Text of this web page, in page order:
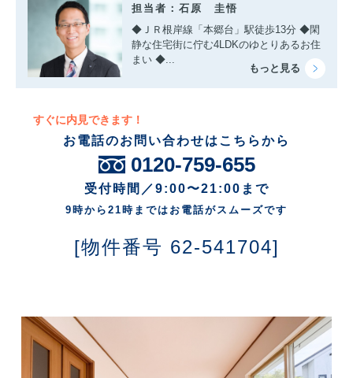
担当者：石原 圭悟
◆ＪＲ根岸線「本郷台」駅徒歩13分 ◆閑
静な住宅街に佇む4LDKのゆとりあるお住
まい ◆...
すぐに内見できます！
お電話のお問い合わせはこちらから
0120-759-655
受付時間／9:00〜21:00まで
9時から21時まではお電話がスムーズです
[物件番号 62-541704]